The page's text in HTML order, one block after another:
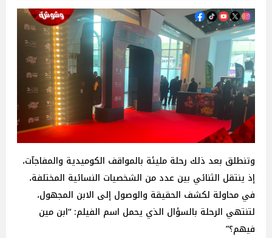
وتنطلق بعد ذلك رحلة مليئة بالمواقف الكوميدية والمفاجآت،
إذ ينتقل الثنائي بين عدد من الشخصيات النسائية المختلفة،
في محاولة لكشف الحقيقة والوصول إلى الابن المجهول،
لتنتهي الرحلة بالسؤال الذي يحمل اسم الفيلم: “ابن مين
فيهم؟”